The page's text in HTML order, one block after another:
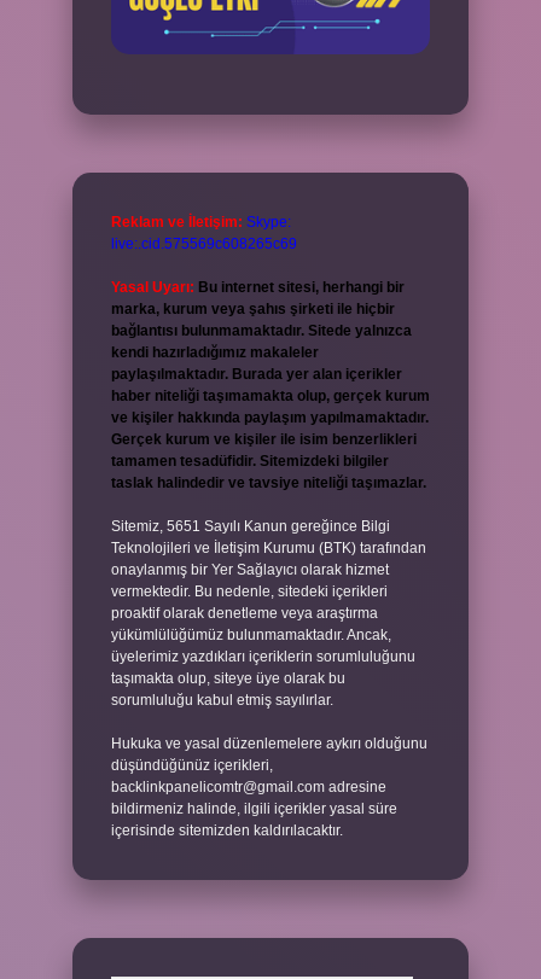
Reklam ve İletişim: Skype:
live:.cid.575569c608265c69
Yasal Uyarı: Bu internet sitesi, herhangi bir
marka, kurum veya şahıs şirketi ile hiçbir
bağlantısı bulunmamaktadır. Sitede yalnızca
kendi hazırladığımız makaleler
paylaşılmaktadır. Burada yer alan içerikler
haber niteliği taşımamakta olup, gerçek kurum
ve kişiler hakkında paylaşım yapılmamaktadır.
Gerçek kurum ve kişiler ile isim benzerlikleri
tamamen tesadüfidir. Sitemizdeki bilgiler
taslak halindedir ve tavsiye niteliği taşımazlar.
Sitemiz, 5651 Sayılı Kanun gereğince Bilgi
Teknolojileri ve İletişim Kurumu (BTK) tarafından
onaylanmış bir Yer Sağlayıcı olarak hizmet
vermektedir. Bu nedenle, sitedeki içerikleri
proaktif olarak denetleme veya araştırma
yükümlülüğümüz bulunmamaktadır. Ancak,
üyelerimiz yazdıkları içeriklerin sorumluluğunu
taşımakta olup, siteye üye olarak bu
sorumluluğu kabul etmiş sayılırlar.
Hukuka ve yasal düzenlemelere aykırı olduğunu
düşündüğünüz içerikleri,
backlinkpanelicomtr@gmail.com adresine
bildirmeniz halinde, ilgili içerikler yasal süre
içerisinde sitemizden kaldırılacaktır.